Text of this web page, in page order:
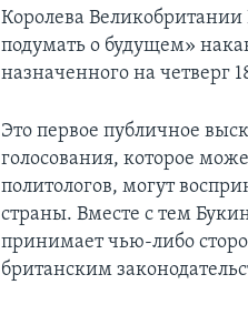
Королева
подумать о будущем»
назначенного на четверг
Это первое публичное
голосования, которое
политологов, могут
страны. Вместе с тем
принимает чью-либо
британским